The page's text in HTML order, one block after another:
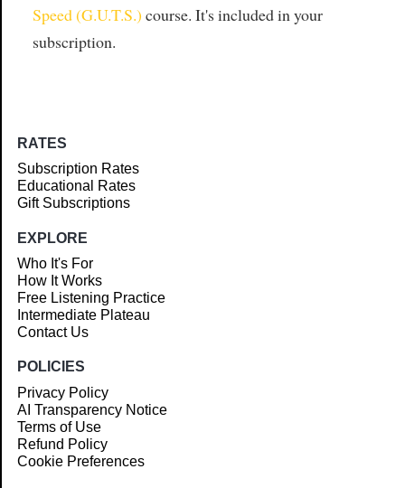
Speed (G.U.T.S.) course. It's included in your
subscription.
RATES
Subscription Rates
Educational Rates
Gift Subscriptions
EXPLORE
Who It's For
How It Works
Free Listening Practice
Intermediate Plateau
Contact Us
POLICIES
Privacy Policy
AI Transparency Notice
Terms of Use
Refund Policy
Cookie Preferences